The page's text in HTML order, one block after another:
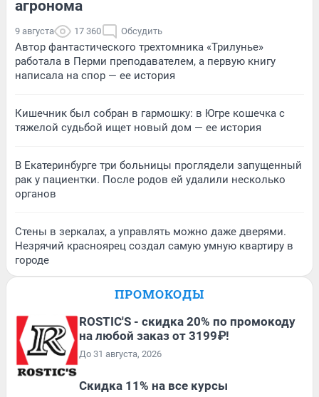
агронома
9 августа 17 360 Обсудить
Автор фантастического трехтомника «Трилунье»
работала в Перми преподавателем, а первую книгу
написала на спор — ее история
Кишечник был собран в гармошку: в Югре кошечка с
тяжелой судьбой ищет новый дом — ее история
В Екатеринбурге три больницы проглядели запущенный
рак у пациентки. После родов ей удалили несколько
органов
Стены в зеркалах, а управлять можно даже дверями.
Незрячий красноярец создал самую умную квартиру в
городе
ПРОМОКОДЫ
ROSTIC'S - скидка 20% по промокоду
на любой заказ от 3199₽!
До 31 августа, 2026
Скидка 11% на все курсы